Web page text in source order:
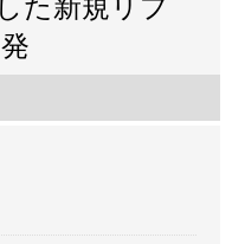
た新規リプ